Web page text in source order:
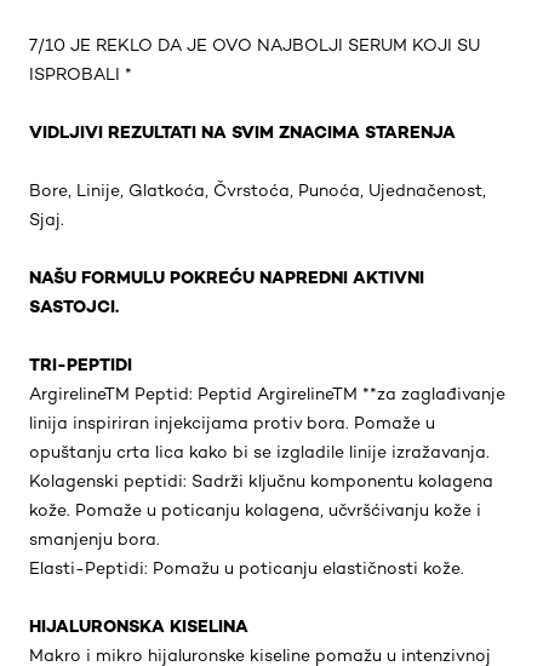
7/10 JE REKLO DA JE OVO NAJBOLJI SERUM KOJI SU
ISPROBALI *
VIDLJIVI REZULTATI NA SVIM ZNACIMA STARENJA
Bore, Linije, Glatkoća, Čvrstoća, Punoća, Ujednačenost,
Sjaj.
NAŠU FORMULU POKREĆU NAPREDNI AKTIVNI
SASTOJCI.
TRI-PEPTIDI
ArgirelineTM Peptid: Peptid ArgirelineTM **za zaglađivanje
linija inspiriran injekcijama protiv bora. Pomaže u
opuštanju crta lica kako bi se izgladile linije izražavanja.
Kolagenski peptidi: Sadrži ključnu komponentu kolagena
kože. Pomaže u poticanju kolagena, učvršćivanju kože i
smanjenju bora.
Elasti-Peptidi: Pomažu u poticanju elastičnosti kože.
HIJALURONSKA KISELINA
Makro i mikro hijaluronske kiseline pomažu u intenzivnoj